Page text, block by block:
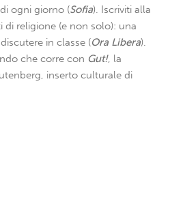
nostro sito. Per maggior
dei suoi dati visiti la nostra
policy .
ogni giorno (Sofia). Iscriviti alla
religione (e non solo): una
in classe (Ora Libera).
che corre con Gut!, la
inserto culturale di